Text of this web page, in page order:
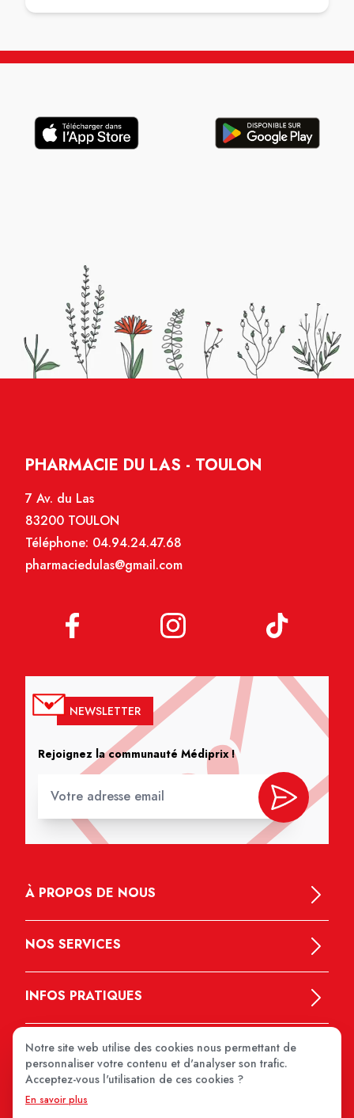
PHARMACIE DU LAS - TOULON
7 Av. du Las
83200 TOULON
Téléphone: 04.94.24.47.68
pharmaciedulas@gmail.com
NEWSLETTER
Rejoignez la communauté Médiprix !
À PROPOS DE NOUS
NOS SERVICES
INFOS PRATIQUES
Notre site web utilise des cookies nous permettant de
personnaliser votre contenu et d'analyser son trafic.
Acceptez-vous l'utilisation de ces cookies ?
En savoir plus